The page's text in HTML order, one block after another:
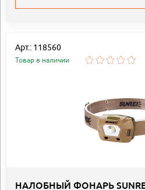
Арт.: 118560
Товар в наличии
НАЛОБНЫЙ ФОНАРЬ SUNREI